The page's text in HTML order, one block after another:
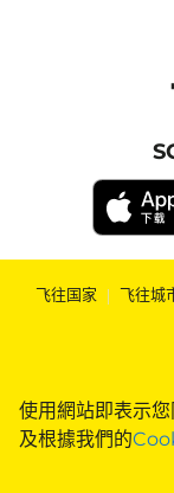
使用網站即表示
及根據我們的
飞往国家 | 飞往城